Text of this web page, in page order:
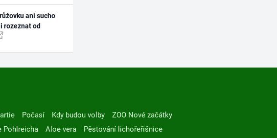
ani sucho
rozeznat od
Počasí Kdy budou volby
ZOO Nové začátky
Pohlreicha Aloe vera
Pěstování lichořeřišnice